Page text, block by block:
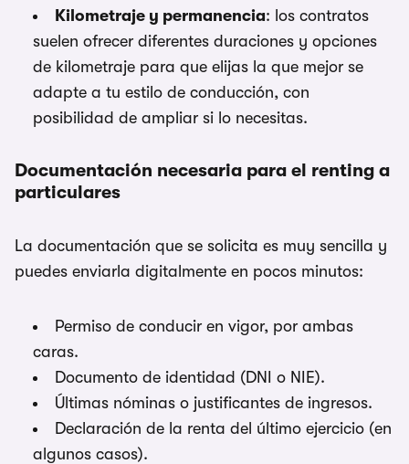
Kilometraje y permanencia: los contratos
suelen ofrecer diferentes duraciones y opciones
de kilometraje para que elijas la que mejor se
adapte a tu estilo de conducción, con
posibilidad de ampliar si lo necesitas.
Documentación necesaria para el renting a
particulares
La documentación que se solicita es muy sencilla y
puedes enviarla digitalmente en pocos minutos:
Permiso de conducir en vigor, por ambas
caras.
Documento de identidad (DNI o NIE).
Últimas nóminas o justificantes de ingresos.
Declaración de la renta del último ejercicio (en
algunos casos).